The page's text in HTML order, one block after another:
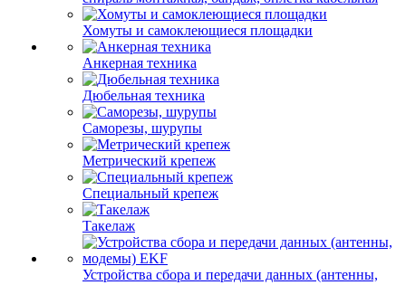
Хомуты и самоклеющиеся площадки
Анкерная техника
Дюбельная техника
Саморезы, шурупы
Метрический крепеж
Специальный крепеж
Такелаж
Устройства сбора и передачи данных (антенны,